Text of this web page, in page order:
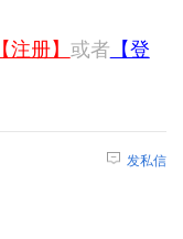
【注册】 或者 【登
发私信